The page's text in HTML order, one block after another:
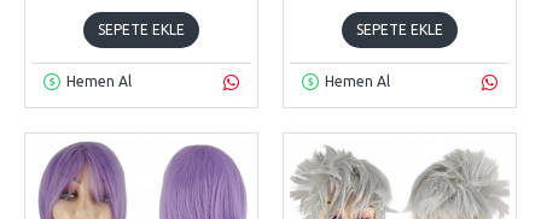
SEPETE EKLE
Hemen Al
SEPETE EKLE
Hemen Al